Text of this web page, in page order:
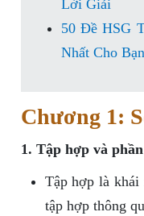
Lời Giải
50 Đề HSG
Nhất Cho
Chương 1:
1. Tập hợp và
Tập hợp là khái
tập hợp thông